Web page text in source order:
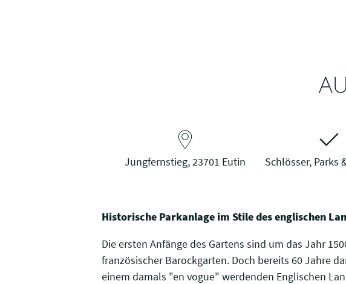
Jungfernstieg, 23701 Eutin Schlösser, Parks
Historische Parkanlage im Stile des englischen
Die ersten Anfänge des Gartens sind um das Jahr
französischer Barockgarten. Doch bereits 60 Jahre
einem damals "en vogue" werdenden Englischen